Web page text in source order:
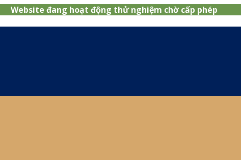
Website đang hoạt động thử nghiệm chờ cấp phép